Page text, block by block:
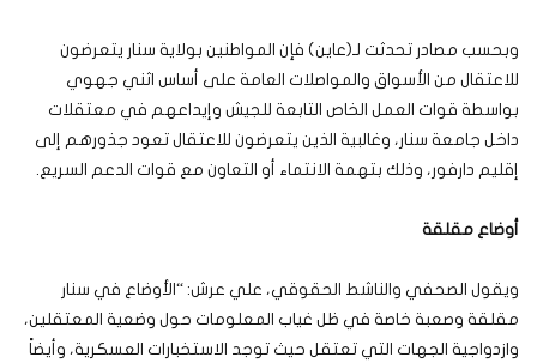
وبحسب مصادر تحدثت لـ(عاين) فإن المواطنين بولاية سنار يتعرضون
للاعتقال من الأسواق والمواصلات العامة على أساس اثني جهوي
بواسطة قوات العمل الخاص التابعة للجيش وإيداعهم في معتقلات
داخل جامعة سنار، وغالبية الذين يتعرضون للاعتقال تعود جذورهم إلى
إقليم دارفور، وذلك بتهمة الانتماء أو التعاون مع قوات الدعم السريع.
أوضاع مقلقة
ويقول الصحفي والناشط الحقوقي، علي عرش: “الأوضاع في سنار
مقلقة وصعبة خاصة في ظل غياب المعلومات حول وضعية المعتقلين،
وازدواجية الجهات التي تعتقل حيث توجد الاستخبارات العسكرية، وأيضاً